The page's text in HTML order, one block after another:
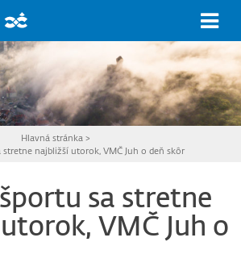
Hlavná stránka >
stretne najbližší utorok, VMČ Juh o deň skôr
sa stretne
VMČ Juh o